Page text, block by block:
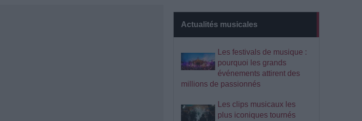
Actualités musicales
Les festivals de musique :
pourquoi les grands
événements attirent des
millions de passionnés
Les clips musicaux les
plus iconiques tournés